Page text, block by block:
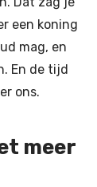
een koning
mag, en
En de tijd
ons.
meer